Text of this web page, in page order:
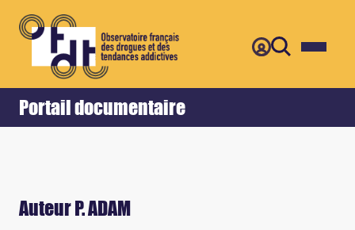
Portail documentaire
Accueil Retour
Auteur P. ADAM